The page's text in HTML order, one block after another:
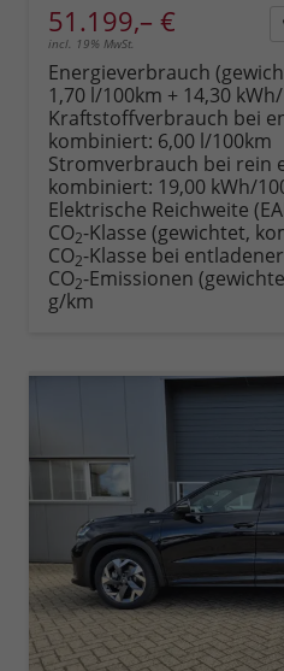
51.199,– €
incl. 19% MwSt.
Energieverbrauch
1,70 l/100km + 14,30
Kraftstoffverbrauch bei
kombiniert: 6,00 l/100km
Stromverbrauch bei rein
kombiniert: 19,00 kWh/
Elektrische Reichweite
CO2-Klasse (gewichtet,
CO2-Klasse bei
CO2-Emissionen
g/km